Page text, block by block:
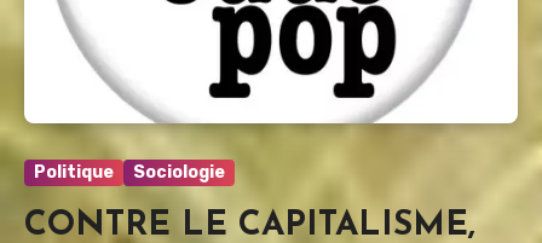
Politique Sociologie
CONTRE LE CAPITALISME,